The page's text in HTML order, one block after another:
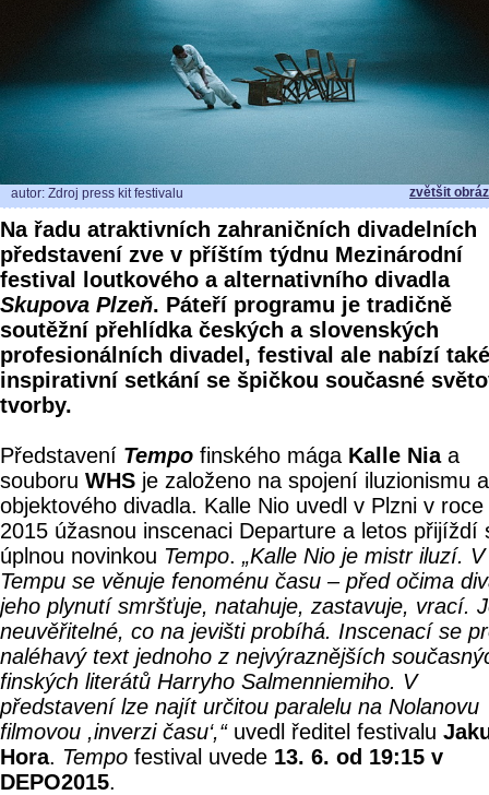
autor: Zdroj press kit festivalu zvětšit
Na řadu atraktivních zahraničních divadelních
představení zve v příštím týdnu Mezinárodní
festival loutkového a alternativního divadla
Skupova Plzeň. Páteří programu je tradičně
soutěžní přehlídka českých a slovenských
profesionálních divadel, festival ale nabízí také
inspirativní setkání se špičkou současné
tvorby.
Představení Tempo finského mága Kalle Niaa
souboru WHS je založeno na spojení iluzionismu a
objektového divadla. Kalle Nio uvedl v Plzni v roce
2015 úžasnou inscenaci Departure a letos přijíždí
úplnou novinkou Tempo. „Kalle Nio je mistr iluzí. V
Tempu se věnuje fenoménu času – před očima
jeho plynutí smršťuje, natahuje, zastavuje, vrací.
neuvěřitelné, co na jevišti probíhá. Inscenací se
naléhavý text jednoho z nejvýraznějších
finských literátů Harryho Salmenniemiho. V
představení lze najít určitou paralelu na Nolanovu
filmovou ,inverzi času‘,“uvedl ředitel festivalu
Hora. Tempo festival uvede 13. 6. od 19:15 v
DEPO2015.